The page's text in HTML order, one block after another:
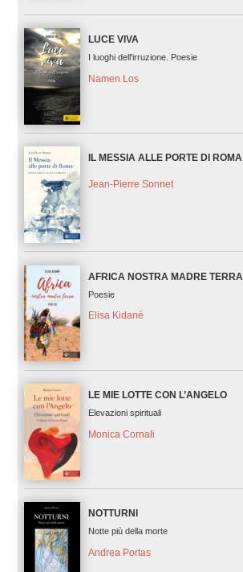
LUCE VIVA
I luoghi dell'irruzione. Poesie
Namen Los
IL MESSIA ALLE PORTE DI ROMA
Jean-Pierre Sonnet
AFRICA NOSTRA MADRE TERRA
Poesie
Elisa Kidané
LE MIE LOTTE CON L’ANGELO
Elevazioni spirituali
Monica Cornali
NOTTURNI
Notte più della morte
Andrea Portas